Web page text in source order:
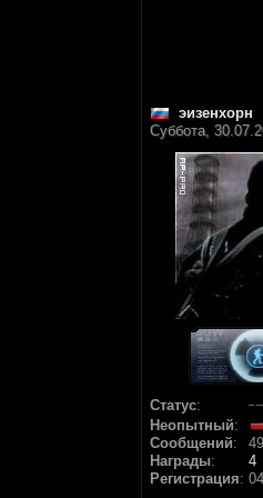
эизенхорн
Суббота,
Статус:
Неопытный:
Сообщений:
Награды:
4
Регистрация: